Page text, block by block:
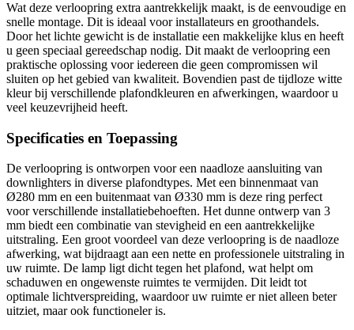
Wat deze verloopring extra aantrekkelijk maakt, is de eenvoudige en
snelle montage. Dit is ideaal voor installateurs en groothandels.
Door het lichte gewicht is de installatie een makkelijke klus en heeft
u geen speciaal gereedschap nodig. Dit maakt de verloopring een
praktische oplossing voor iedereen die geen compromissen wil
sluiten op het gebied van kwaliteit. Bovendien past de tijdloze witte
kleur bij verschillende plafondkleuren en afwerkingen, waardoor u
veel keuzevrijheid heeft.
Specificaties en Toepassing
De verloopring is ontworpen voor een naadloze aansluiting van
downlighters in diverse plafondtypes. Met een binnenmaat van
Ø280 mm en een buitenmaat van Ø330 mm is deze ring perfect
voor verschillende installatiebehoeften. Het dunne ontwerp van 3
mm biedt een combinatie van stevigheid en een aantrekkelijke
uitstraling. Een groot voordeel van deze verloopring is de naadloze
afwerking, wat bijdraagt aan een nette en professionele uitstraling in
uw ruimte. De lamp ligt dicht tegen het plafond, wat helpt om
schaduwen en ongewenste ruimtes te vermijden. Dit leidt tot
optimale lichtverspreiding, waardoor uw ruimte er niet alleen beter
uitziet, maar ook functioneler is.